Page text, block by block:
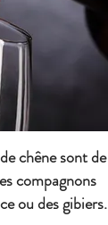
chêne sont de
compagnons
ou des gibiers.